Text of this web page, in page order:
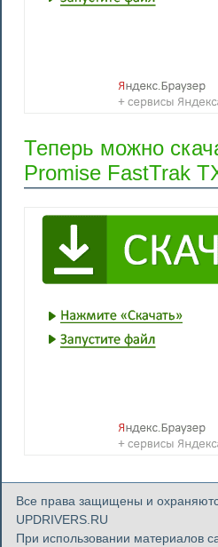
Теперь можно
Promise FastTrak
Все права защищены и
UPDRIVERS.RU
При использовании материалов